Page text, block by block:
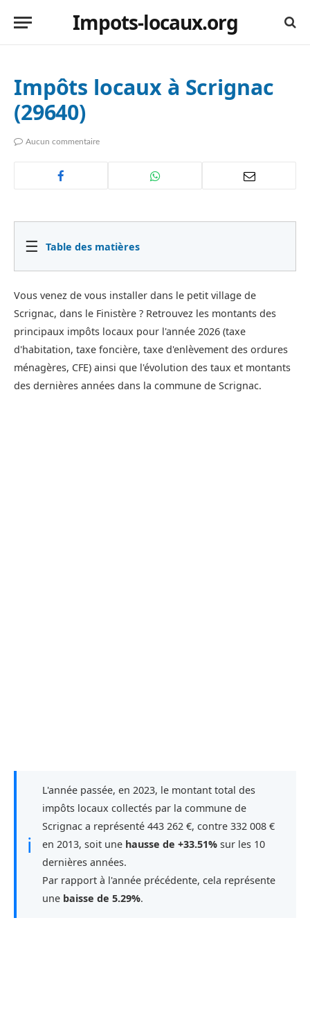
Impots-locaux.org
Impôts locaux à Scrignac
(29640)
Aucun commentaire
☰ Table des matières
Vous venez de vous installer dans le petit village de
Scrignac, dans le Finistère ? Retrouvez les montants des
principaux impôts locaux pour l'année 2026 (taxe
d'habitation, taxe foncière, taxe d'enlèvement des ordures
ménagères, CFE) ainsi que l'évolution des taux et montants
des dernières années dans la commune de Scrignac.
ℹ
L'année passée, en 2023, le montant total des
impôts locaux collectés par la commune de
Scrignac a représenté 443 262 €, contre 332 008 €
en 2013, soit une hausse de +33.51% sur les 10
dernières années.
Par rapport à l'année précédente, cela représente
une baisse de 5.29%.